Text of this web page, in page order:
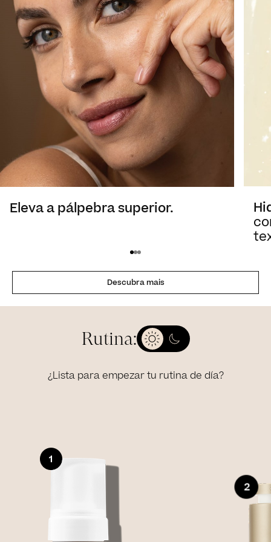
Eleva a pálpebra superior.
Descubra mais
Rutina:
¿Lista para empezar tu rutina de día?